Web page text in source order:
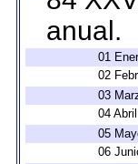
anual.
01
02
03
04 Abril
05
06